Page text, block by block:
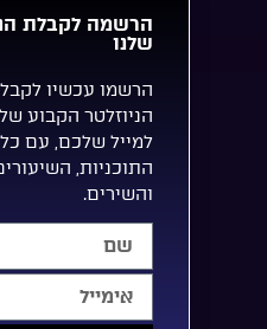
הרשמה לקבלת
שלנו
הרשמו עכשיו
הניוזלטר הקבוע
למייל שלכם, עם כל
התוכניות,
והשירים.